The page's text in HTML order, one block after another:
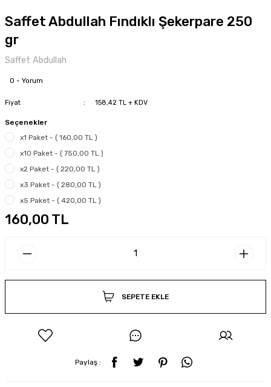
Saffet Abdullah Fındıklı Şekerpare 250
gr
Saffet Abdullah
0 - Yorum
Fiyat 158,42 TL + KDV
Seçenekler
x1 Paket - ( 160,00 TL )
x10 Paket - ( 750,00 TL )
x2 Paket - ( 220,00 TL )
x3 Paket - ( 280,00 TL )
x5 Paket - ( 420,00 TL )
160,00 TL
SEPETE EKLE
Paylaş :